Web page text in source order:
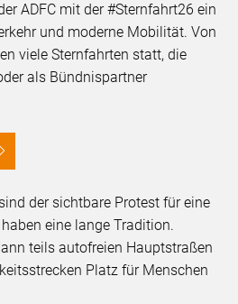
ADFC mit der #Sternfahrt26 ein
und moderne Mobilität. Von
viele Sternfahrten statt, die
als Bündnispartner
der sichtbare Protest für eine
eine lange Tradition.
teils autofreien Hauptstraßen
Platz für Menschen